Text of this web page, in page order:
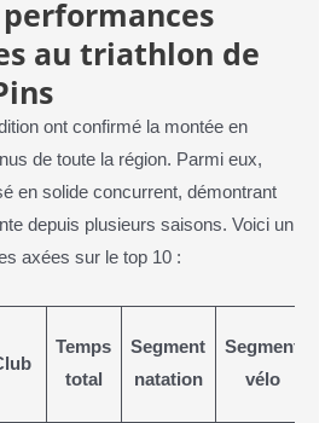
au triathlon de
ont confirmé la montée en
de toute la région. Parmi eux,
en solide concurrent, démontrant
depuis plusieurs saisons. Voici un
axées sur le top 10 :
Temps
total
Segment
natation
Segment
vélo